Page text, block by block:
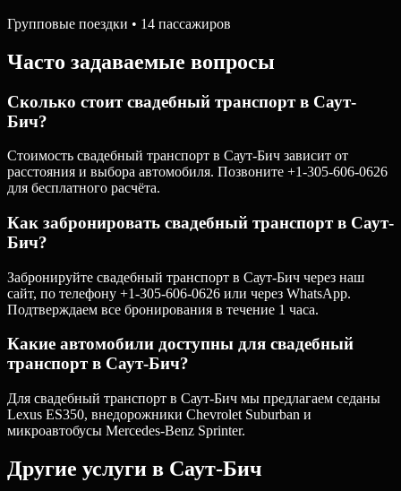
Групповые поездки • 14 пассажиров
Часто задаваемые вопросы
Сколько стоит свадебный транспорт в Саут-
Бич?
Стоимость свадебный транспорт в Саут-Бич зависит от
расстояния и выбора автомобиля. Позвоните +1-305-606-0626
для бесплатного расчёта.
Как забронировать свадебный транспорт в Саут-
Бич?
Забронируйте свадебный транспорт в Саут-Бич через наш
сайт, по телефону +1-305-606-0626 или через WhatsApp.
Подтверждаем все бронирования в течение 1 часа.
Какие автомобили доступны для свадебный
транспорт в Саут-Бич?
Для свадебный транспорт в Саут-Бич мы предлагаем седаны
Lexus ES350, внедорожники Chevrolet Suburban и
микроавтобусы Mercedes-Benz Sprinter.
Другие услуги в Саут-Бич